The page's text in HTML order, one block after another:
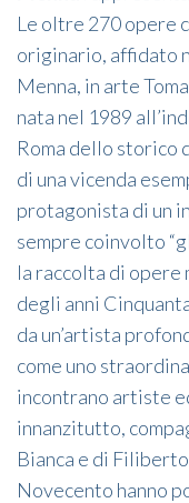
Le oltre 270 opere
originario, affidato
Menna, in arte
nata nel 1989
Roma dello storico
di una vicenda
protagonista di un
sempre coinvolto
la raccolta di opere
degli anni
da un’artista
come uno
incontrano artiste
innanzitutto,
Bianca e di
Novecento hanno